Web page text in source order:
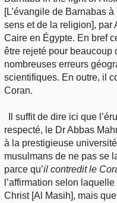
[L’évangile de Barnabas
sens et de la religion], par
Caire en Égypte. En bref
être rejeté pour beaucoup
nombreuses erreurs
scientifiques. En outre, il
Coran.
Il suffit de dire ici que
respecté, le Dr Abbas
à la prestigieuse
musulmans de ne pas se
parce qu’il contredit le
l’affirmation selon
Christ [Al Masih], mais